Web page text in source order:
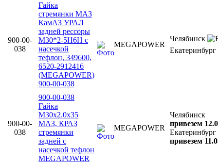
900-00-
038
Гайка
стремянки МАЗ
КамАЗ УРАЛ
задней рессоры
М30*2-5Н6Н с
насечкой
тефлон, 349600,
6520-2912416
(MEGAPOWER)
900-00-038
MEGAPOWER
Челябинск
Екатеринбург
900-00-
038
900-00-038
Гайка
М30х2.0х35
МАЗ, КРАЗ
стремянки
задней с
насечкой тефлон
MEGAPOWER
MEGAPOWER
Челябинск
привезем
Екатеринбург
привезем